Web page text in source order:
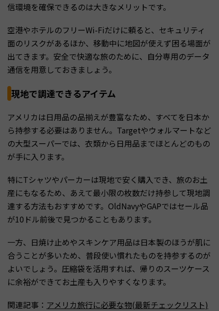
信環境を確保できるのは大きなメリットです。
空港やホテルのフリーWi-Fiだけに頼ると、セキュリティ
面のリスクがあるほか、移動中に地図が使えず困る場面が
出てきます。安全で快適な旅のために、自分専用のデータ
通信を用意しておきましょう。
現地で調達できるアイテム
アメリカは日用品の品揃えが豊富なため、すべてを日本か
ら持参する必要はありません。Targetやウォルマートなど
の大型スーパーでは、衣類から日用品までほとんどのもの
が手に入ります。
特にTシャツやパーカーは現地で安く購入でき、旅のお土
産にもなるため、あえて最小限の枚数だけ持参して現地調
達する方法もおすすめです。OldNavyやGAPではセール品
が10ドル前後で見つかることもあります。
一方、日焼け止めやスキンケア用品は日本製のほうが肌に
合うことが多いため、普段使い慣れたものを持参するのが
よいでしょう。圧縮袋を活用すれば、帰りのスーツケース
に余裕ができてお土産も入りやすくなります。
関連記事： アメリカ旅行に必要な物(最新チェックリスト)